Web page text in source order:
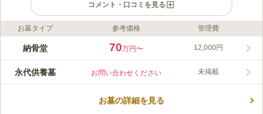
コメント・口コミを見る
ライフドット編集部のコメント
東京都の麻布十番に建つ善正寺に建つ永代供養墓です。善正寺は
落ち着いた雰囲気の寺院です。管理が行き届いており、清掃がし
っかりとされています。隅々まで綺麗になっており気持ちよくお
お墓タイプ 参考価格 管理費
納骨堂 70万円〜 12,000円
永代供養墓 お問い合わせください 未掲載
お墓の詳細を見る